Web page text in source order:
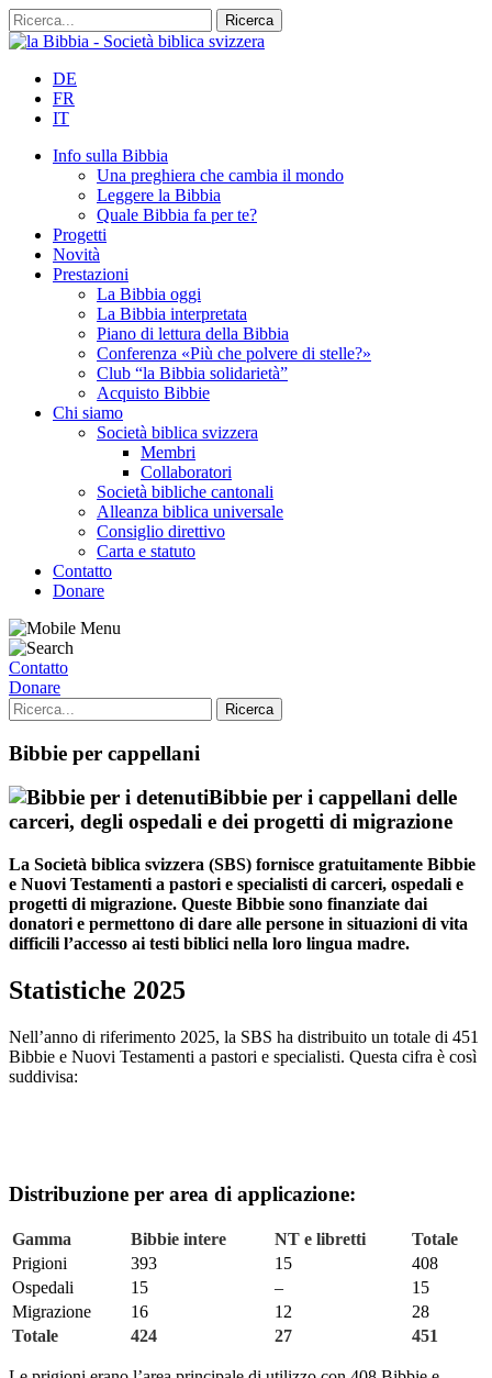
DE
FR
IT
Info sulla Bibbia
Una preghiera che cambia il mondo
Leggere la Bibbia
Quale Bibbia fa per te?
Progetti
Novità
Prestazioni
La Bibbia oggi
La Bibbia interpretata
Piano di lettura della Bibbia
Conferenza «Più che polvere di stelle?»
Club “la Bibbia solidarietà”
Acquisto Bibbie
Chi siamo
Società biblica svizzera
Membri
Collaboratori
Società bibliche cantonali
Alleanza biblica universale
Consiglio direttivo
Carta e statuto
Contatto
Donare
Contatto
Donare
Bibbie per cappellani
Bibbie per i cappellani delle
carceri, degli ospedali e dei progetti di migrazione
La Società biblica svizzera (SBS) fornisce gratuitamente Bibbie
e Nuovi Testamenti a pastori e specialisti di carceri, ospedali e
progetti di migrazione. Queste Bibbie sono finanziate dai
donatori e permettono di dare alle persone in situazioni di vita
difficili l’accesso ai testi biblici nella loro lingua madre.
Statistiche 2025
Nell’anno di riferimento 2025, la SBS ha distribuito un totale di 451
Bibbie e Nuovi Testamenti a pastori e specialisti. Questa cifra è così
suddivisa:
Distribuzione per area di applicazione:
Gamma Bibbie intere NT e libretti
Totale
Prigioni
393 15
408
Ospedali
15 –
15
Migrazione
16 12
28
Totale
424 27 451